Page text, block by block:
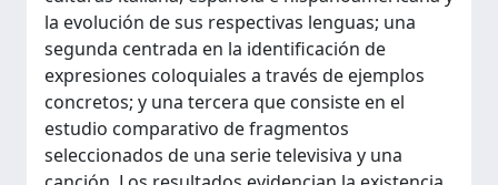
la evolución de sus respectivas lenguas; una
segunda centrada en la identificación de
expresiones coloquiales a través de ejemplos
concretos; y una tercera que consiste en el
estudio comparativo de fragmentos
seleccionados de una serie televisiva y una